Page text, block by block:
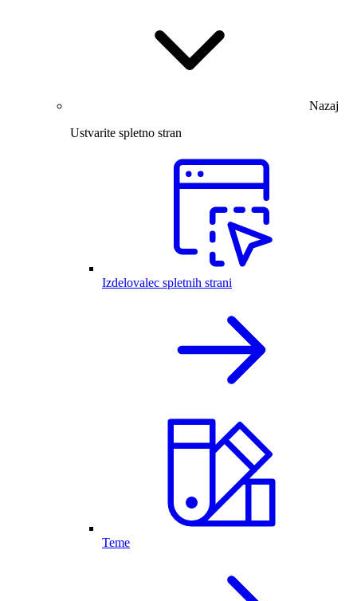
Nazaj
Ustvarite spletno stran
Izdelovalec spletnih strani
Teme